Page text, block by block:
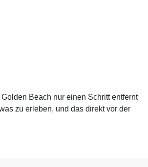
Beach nur einen Schritt entfernt
zu erleben, und das direkt vor der